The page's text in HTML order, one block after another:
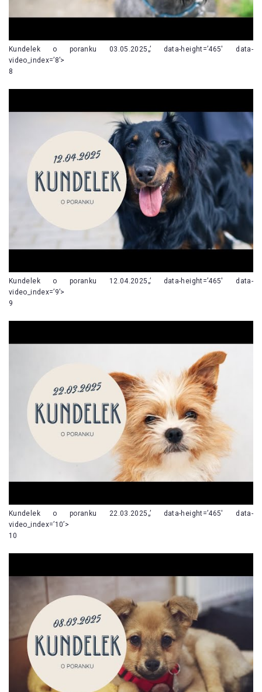
Kundelek o poranku 03.05.2025„’ data-height=’465′ data-
video_index=’8’>
8
Kundelek o poranku 12.04.2025„’ data-height=’465′ data-
video_index=’9’>
9
Kundelek o poranku 22.03.2025„’ data-height=’465′ data-
video_index=’10’>
10